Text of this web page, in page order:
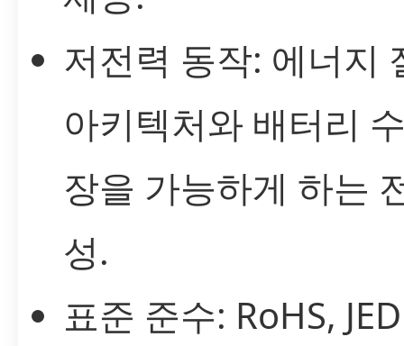
저전력 동작: 에너지
아키텍처와 배터리
장을 가능하게 하는
성.
표준 준수: RoHS,